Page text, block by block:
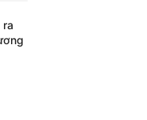
ra